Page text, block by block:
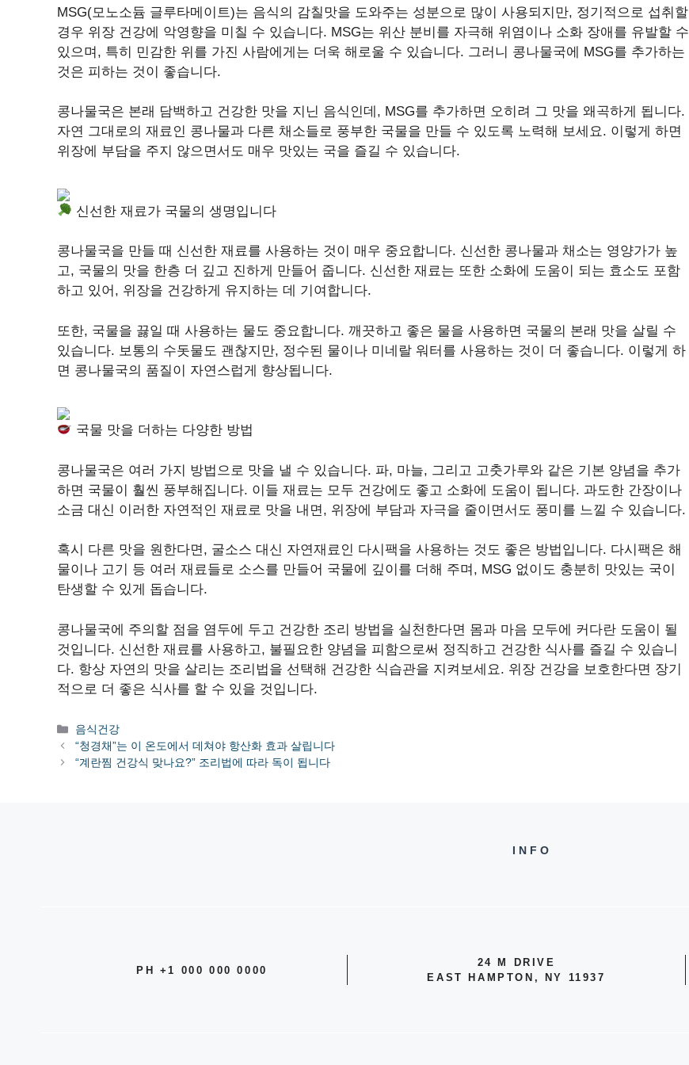
MSG(모노소듐 글루타메이트)는 음식의 감칠맛을 도와주는 성분으로 많이 사용되지만, 정기적으로 섭취할
경우 위장 건강에 악영향을 미칠 수 있습니다. MSG는 위산 분비를 자극해 위염이나 소화 장애를 유발할 수
있으며, 특히 민감한 위를 가진 사람에게는 더욱 해로울 수 있습니다. 그러니 콩나물국에 MSG를 추가하는
것은 피하는 것이 좋습니다.
콩나물국은 본래 담백하고 건강한 맛을 지닌 음식인데, MSG를 추가하면 오히려 그 맛을 왜곡하게 됩니다.
자연 그대로의 재료인 콩나물과 다른 채소들로 풍부한 국물을 만들 수 있도록 노력해 보세요. 이렇게 하면
위장에 부담을 주지 않으면서도 매우 맛있는 국을 즐길 수 있습니다.
신선한 재료가 국물의 생명입니다
콩나물국을 만들 때 신선한 재료를 사용하는 것이 매우 중요합니다. 신선한 콩나물과 채소는 영양가가 높
고, 국물의 맛을 한층 더 깊고 진하게 만들어 줍니다. 신선한 재료는 또한 소화에 도움이 되는 효소도 포함
하고 있어, 위장을 건강하게 유지하는 데 기여합니다.
또한, 국물을 끓일 때 사용하는 물도 중요합니다. 깨끗하고 좋은 물을 사용하면 국물의 본래 맛을 살릴 수
있습니다. 보통의 수돗물도 괜찮지만, 정수된 물이나 미네랄 워터를 사용하는 것이 더 좋습니다. 이렇게 하
면 콩나물국의 품질이 자연스럽게 향상됩니다.
국물 맛을 더하는 다양한 방법
콩나물국은 여러 가지 방법으로 맛을 낼 수 있습니다. 파, 마늘, 그리고 고춧가루와 같은 기본 양념을 추가
하면 국물이 훨씬 풍부해집니다. 이들 재료는 모두 건강에도 좋고 소화에 도움이 됩니다. 과도한 간장이나
소금 대신 이러한 자연적인 재료로 맛을 내면, 위장에 부담과 자극을 줄이면서도 풍미를 느낄 수 있습니다.
혹시 다른 맛을 원한다면, 굴소스 대신 자연재료인 다시팩을 사용하는 것도 좋은 방법입니다. 다시팩은 해
물이나 고기 등 여러 재료들로 소스를 만들어 국물에 깊이를 더해 주며, MSG 없이도 충분히 맛있는 국이
탄생할 수 있게 돕습니다.
콩나물국에 주의할 점을 염두에 두고 건강한 조리 방법을 실천한다면 몸과 마음 모두에 커다란 도움이 될
것입니다. 신선한 재료를 사용하고, 불필요한 양념을 피함으로써 정직하고 건강한 식사를 즐길 수 있습니
다. 항상 자연의 맛을 살리는 조리법을 선택해 건강한 식습관을 지켜보세요. 위장 건강을 보호한다면 장기
적으로 더 좋은 식사를 할 수 있을 것입니다.
카
테
고
음식건강
“청경채”는 이 온도에서 데쳐야 항산화 효과 살립니다
“계란찜 건강식 맞나요?” 조리법에 따라 독이 됩니다
INFO
PH +1 000 000 0000
24 M DRIVE
EAST HAMPTON, NY 11937